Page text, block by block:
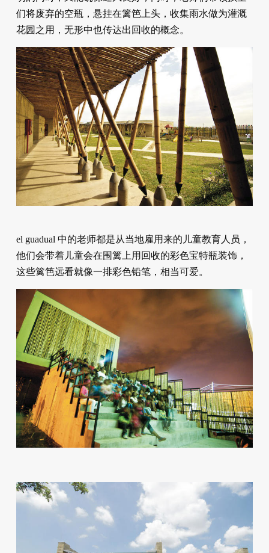
们将废弃的空瓶，悬挂在篱笆上头，收集雨水做为灌溉
花园之用，无形中也传达出回收的概念。
el guadual 中的老师都是从当地雇用来的儿童教育人员，
他们会带着儿童会在围篱上用回收的彩色宝特瓶装饰，
这些篱笆远看就像一排彩色铅笔，相当可爱。